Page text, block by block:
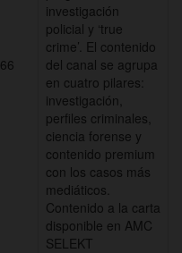
66
investigación
policial y ‘true
crime’. El contenido
del canal se agrupa
en cuatro pilares:
investigación,
perfiles criminales,
ciencia forense y
contenido premium
con los casos más
mediáticos.
Contenido a la carta
disponible en AMC
SELEKT